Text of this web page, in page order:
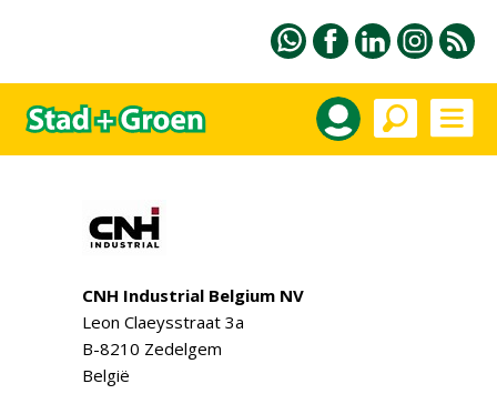
CNH Industrial Belgium NV
Leon Claeysstraat 3a
B-8210 Zedelgem
België